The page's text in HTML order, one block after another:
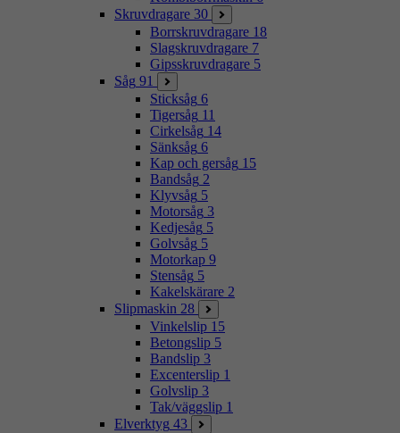
Skruvdragare 30
Borrskruvdragare 18
Slagskruvdragare 7
Gipsskruvdragare 5
Såg 91
Sticksåg 6
Tigersåg 11
Cirkelsåg 14
Sänksåg 6
Kap och gersåg 15
Bandsåg 2
Klyvsåg 5
Motorsåg 3
Kedjesåg 5
Golvsåg 5
Motorkap 9
Stensåg 5
Kakelskärare 2
Slipmaskin 28
Vinkelslip 15
Betongslip 5
Bandslip 3
Excenterslip 1
Golvslip 3
Tak/väggslip 1
Elverktyg 43